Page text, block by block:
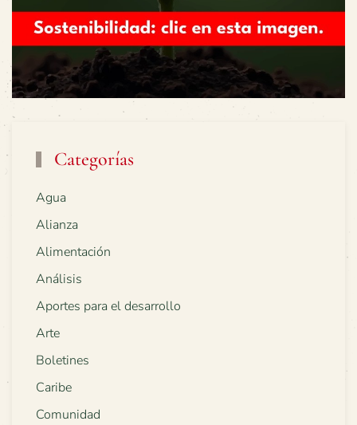
Categorías
Agua
Alianza
Alimentación
Análisis
Aportes para el desarrollo
Arte
Boletines
Caribe
Comunidad